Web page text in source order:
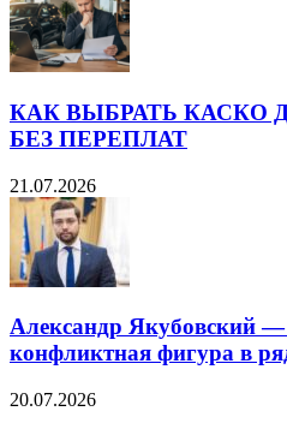
КАК ВЫБРАТЬ КАСКО
БЕЗ ПЕРЕПЛАТ
21.07.2026
Александр Якубовский
конфликтная фигура в
20.07.2026